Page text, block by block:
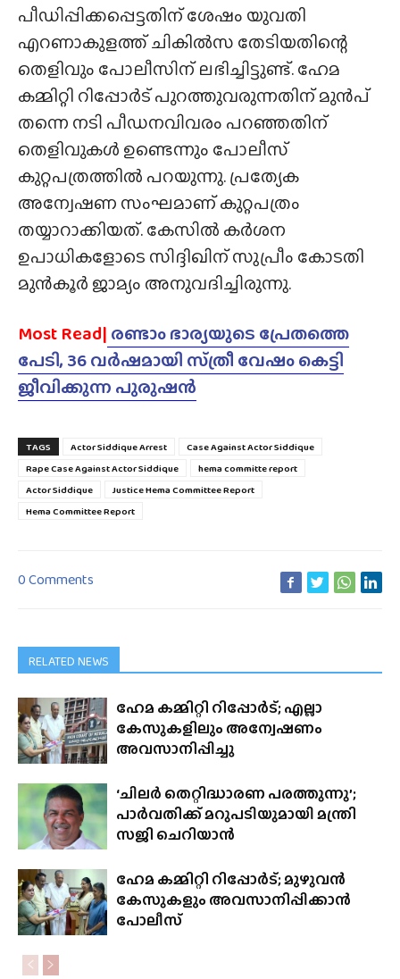
പീഡിപ്പിക്കപ്പെട്ടതിന് ശേഷം യുവതി
എറണാകുളത്ത് ചികിൽസ തേടിയതിന്റെ
തെളിവും പോലീസിന് ലഭിച്ചിട്ടുണ്ട്. ഹേമ
കമ്മിറ്റി റിപ്പോർട് പുറത്തുവരുന്നതിന് മുൻപ്
തന്നെ നടി പീഡനവിവരം പറഞ്ഞതിന്
തെളിവുകൾ ഉണ്ടെന്നും പോലീസ്
കുറ്റപത്രത്തിൽ പറയുന്നു. പ്രത്യേക
അന്വേഷണ സംഘമാണ് കുറ്റപത്രം
തയ്യാറാക്കിയത്. കേസിൽ കർശന
ഉപാധികളോടെ സിദ്ദിഖിന് സുപ്രീം കോടതി
മുൻ‌കൂർ ജാമ്യം അനുവദിച്ചിരുന്നു.
Most Read| രണ്ടാം ഭാര്യയുടെ പ്രേതത്തെ
പേടി, 36 വർഷമായി സ്‌ത്രീ വേഷം കെട്ടി
ജീവിക്കുന്ന പുരുഷൻ
TAGS Actor Siddique Arrest
Case Against Actor Siddique
Rape Case Against Actor Siddique
hema committe report
Actor Siddique
Justice Hema Committee Report
Hema Committee Report
0 Comments
RELATED NEWS
ഹേമ കമ്മിറ്റി റിപ്പോർട്; എല്ലാ
കേസുകളിലും അന്വേഷണം
അവസാനിപ്പിച്ചു
‘ചിലർ തെറ്റിദ്ധാരണ പരത്തുന്നു’;
പാർവതിക്ക് മറുപടിയുമായി മന്ത്രി
സജി ചെറിയാൻ
ഹേമ കമ്മിറ്റി റിപ്പോർട്; മുഴുവൻ
കേസുകളും അവസാനിപ്പിക്കാൻ
പോലീസ്